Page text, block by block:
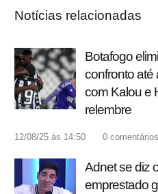
Notícias relacionadas
Botafogo
confronto até
com Kalou e
relembre
12/08/25 às 14:50 0 comentários
Adnet se diz
emprestado